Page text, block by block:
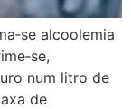
alcoolemia
num litro de
de